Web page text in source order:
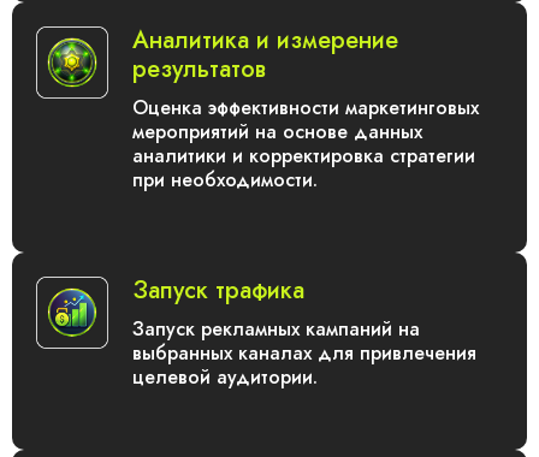
Аналитика и измерение
результатов
Оценка эффективности маркетинговых
мероприятий на основе данных
аналитики и корректировка стратегии
при необходимости.
Запуск трафика
Запуск рекламных кампаний на
выбранных каналах для привлечения
целевой аудитории.